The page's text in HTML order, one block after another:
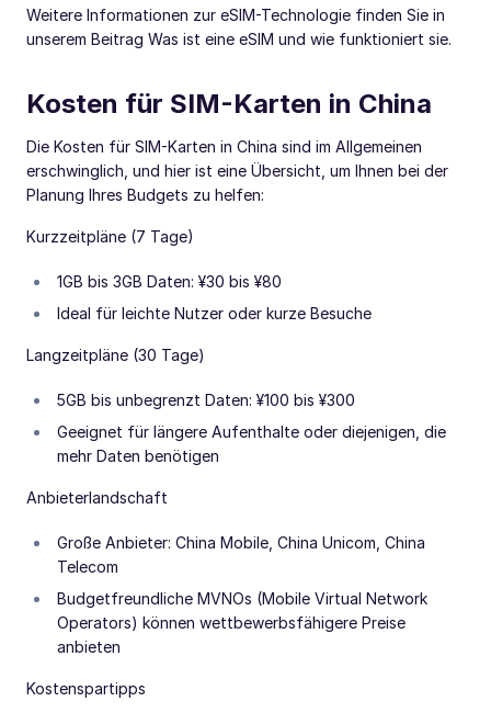
Weitere Informationen zur eSIM-Technologie finden Sie in
unserem Beitrag Was ist eine eSIM und wie funktioniert sie.
Kosten für SIM-Karten in China
Die Kosten für SIM-Karten in China sind im Allgemeinen
erschwinglich, und hier ist eine Übersicht, um Ihnen bei der
Planung Ihres Budgets zu helfen:
Kurzzeitpläne (7 Tage)
1GB bis 3GB Daten: ¥30 bis ¥80
Ideal für leichte Nutzer oder kurze Besuche
Langzeitpläne (30 Tage)
5GB bis unbegrenzt Daten: ¥100 bis ¥300
Geeignet für längere Aufenthalte oder diejenigen, die
mehr Daten benötigen
Anbieterlandschaft
Große Anbieter: China Mobile, China Unicom, China
Telecom
Budgetfreundliche MVNOs (Mobile Virtual Network
Operators) können wettbewerbsfähigere Preise
anbieten
Kostenspartipps